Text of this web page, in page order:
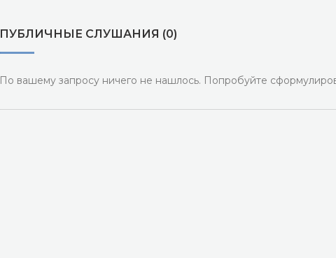
ПУБЛИЧНЫЕ СЛУШАНИЯ (0)
По вашему запросу ничего не нашлось. Попробуйте